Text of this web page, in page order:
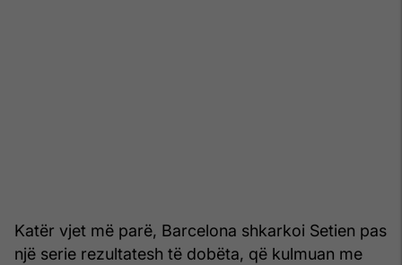
Katër vjet më parë, Barcelona shkarkoi Setien pas
një serie rezultatesh të dobëta, që kulmuan me